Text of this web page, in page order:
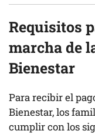
Requisitos
marcha de
Bienestar
Para recibir el
Bienestar, los
cumplir con los